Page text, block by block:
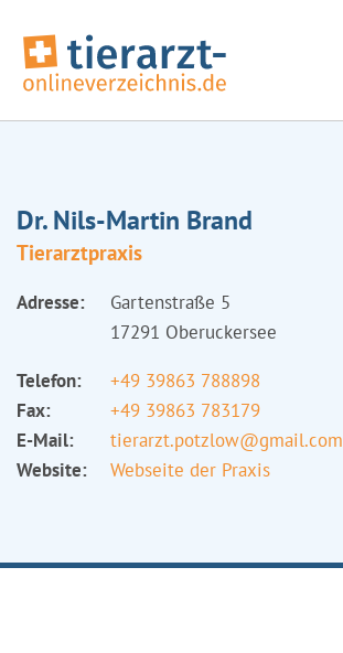
Dr. Nils-Martin Brand
Tierarztpraxis
Adresse:
Gartenstraße 5
17291 Oberuckersee
Telefon:
+49 39863 788898
Fax:
+49 39863 783179
E-Mail:
tierarzt.potzlow@gmail.com
Website:
Webseite der Praxis